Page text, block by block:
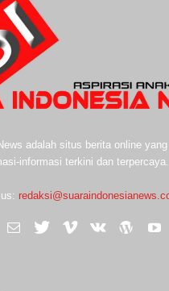
adalah situs berita online
informasi terkini dan terpercaya.